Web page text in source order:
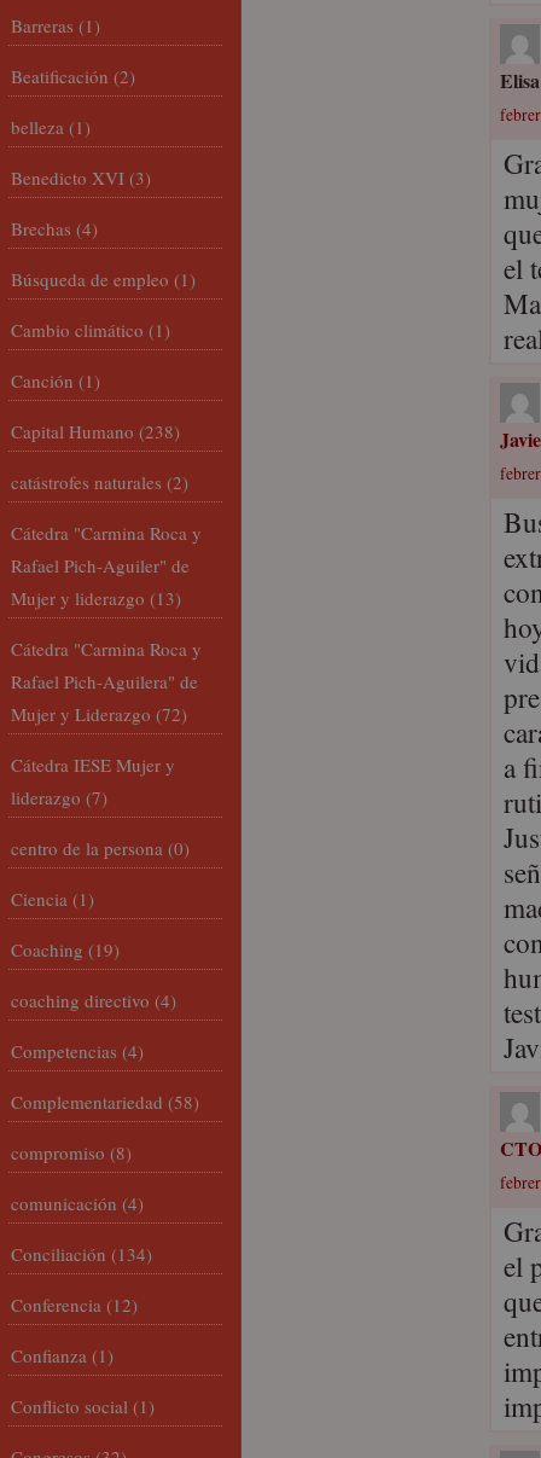
Elisa
el
a
CTO
el
Barreras (1)
Beatificación (2)
belleza (1)
Benedicto XVI (3)
Brechas (4)
Búsqueda de empleo (1)
Cambio climático (1)
Canción (1)
Capital Humano (238)
catástrofes naturales (2)
Cátedra "Carmina Roca y
Rafael Pich-Aguiler" de
Mujer y liderazgo (13)
Cátedra "Carmina Roca y
Rafael Pich-Aguilera" de
Mujer y Liderazgo (72)
Cátedra IESE Mujer y
liderazgo (7)
centro de la persona (0)
Ciencia (1)
Coaching (19)
coaching directivo (4)
Competencias (4)
Complementariedad (58)
compromiso (8)
comunicación (4)
Conciliación (134)
Conferencia (12)
Confianza (1)
Conflicto social (1)